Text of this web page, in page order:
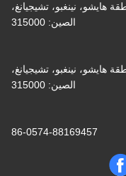
هايشو، نينغبو، تشيجيانغ،
الصين: 315000
هايشو، نينغبو، تشيجيانغ،
الصين: 315000
86-0574-88169457